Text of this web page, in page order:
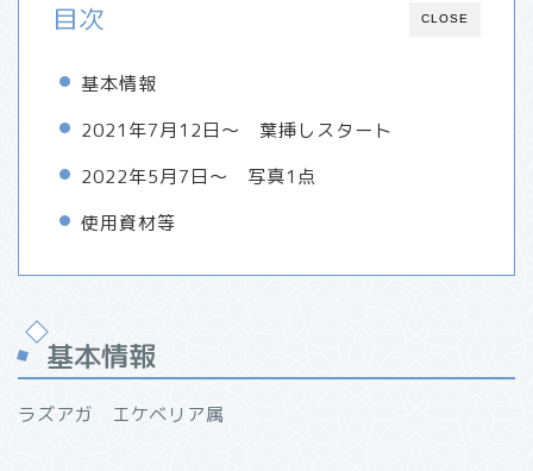
CLOSE
目次
基本情報
2021年7月12日～ 葉挿しスタート
2022年5月7日～ 写真1点
使用資材等
基本情報
ラズアガ エケベリア属